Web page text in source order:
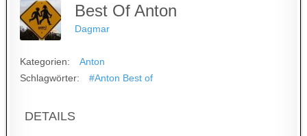
Best Of Anton
Dagmar
Kategorien:
Anton
Schlagwörter:
#Anton Best of
DETAILS